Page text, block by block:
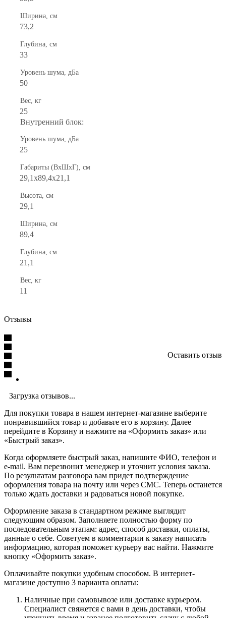
Ширина, см
73,2
Глубина, см
33
Уровень шума, дБа
50
Вес, кг
25
Внутренний блок:
Уровень шума, дБа
25
Габариты (ВхШхГ), см
29,1х89,4х21,1
Высота, см
29,1
Ширина, см
89,4
Глубина, см
21,1
Вес, кг
11
Отзывы
Оставить отзыв
Загрузка отзывов...
Для покупки товара в нашем интернет-магазине выберите
понравившийся товар и добавьте его в корзину. Далее
перейдите в Корзину и нажмите на «Оформить заказ» или
«Быстрый заказ».
Когда оформляете быстрый заказ, напишите ФИО, телефон и
e-mail. Вам перезвонит менеджер и уточнит условия заказа.
По результатам разговора вам придет подтверждение
оформления товара на почту или через СМС. Теперь останется
только ждать доставки и радоваться новой покупке.
Оформление заказа в стандартном режиме выглядит
следующим образом. Заполняете полностью форму по
последовательным этапам: адрес, способ доставки, оплаты,
данные о себе. Советуем в комментарии к заказу написать
информацию, которая поможет курьеру вас найти. Нажмите
кнопку «Оформить заказ».
Оплачивайте покупки удобным способом. В интернет-
магазине доступно 3 варианта оплаты:
Наличные при самовывозе или доставке курьером.
Специалист свяжется с вами в день доставки, чтобы